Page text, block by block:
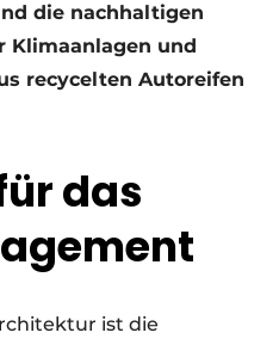
die nachhaltigen
Klimaanlagen und
recycelten Autoreifen
das
ist die